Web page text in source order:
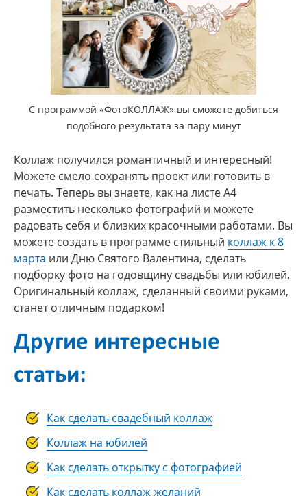
С программой «ФотоКОЛЛАЖ» вы сможете добиться
подобного результата за пару минут
Коллаж получился романтичный и интересный!
Можете смело сохранять проект или готовить в
печать. Теперь вы знаете, как на листе А4
разместить несколько фотографий и можете
радовать себя и близких красочными работами. Вы
можете создать в программе стильный коллаж к 8
марта или Дню Святого Валентина, сделать
подборку фото на годовщину свадьбы или юбилей.
Оригинальный коллаж, сделанный своими руками,
станет отличным подарком!
Другие интересные
статьи:
Как сделать свадебный коллаж
Коллаж на юбилей
Как сделать открытку с фотографией
Как сделать коллаж желаний